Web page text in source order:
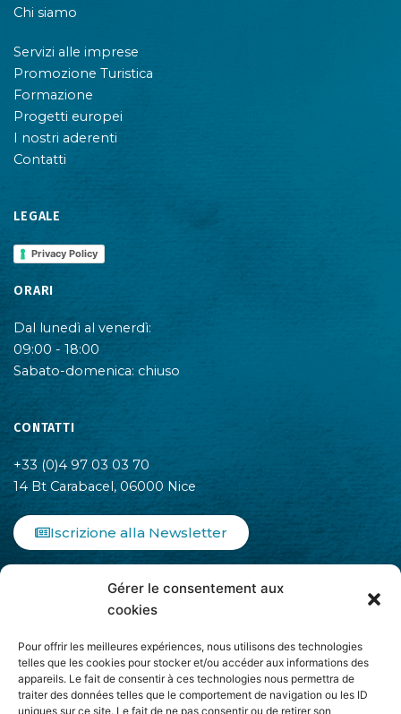
Gérer le consentement aux
cookies
Pour offrir les meilleures expériences, nous utilisons des technologies
telles que les cookies pour stocker et/ou accéder aux informations des
appareils. Le fait de consentir à ces technologies nous permettra de
traiter des données telles que le comportement de navigation ou les ID
uniques sur ce site. Le fait de ne pas consentir ou de retirer son
Chi siamo
Servizi alle imprese
Promozione Turistica
Formazione
Progetti europei
I nostri aderenti
Contatti
LEGALE
Privacy Policy
ORARI
Dal lunedì al venerdì:
09:00 - 18:00
Sabato-domenica: chiuso
CONTATTI
+33 (0)4 97 03 03 70
14 Bt Carabacel, 06000 Nice
Iscrizione alla Newsletter
b
o
o
k
a
g
r
a
i
n
e
d
i
n